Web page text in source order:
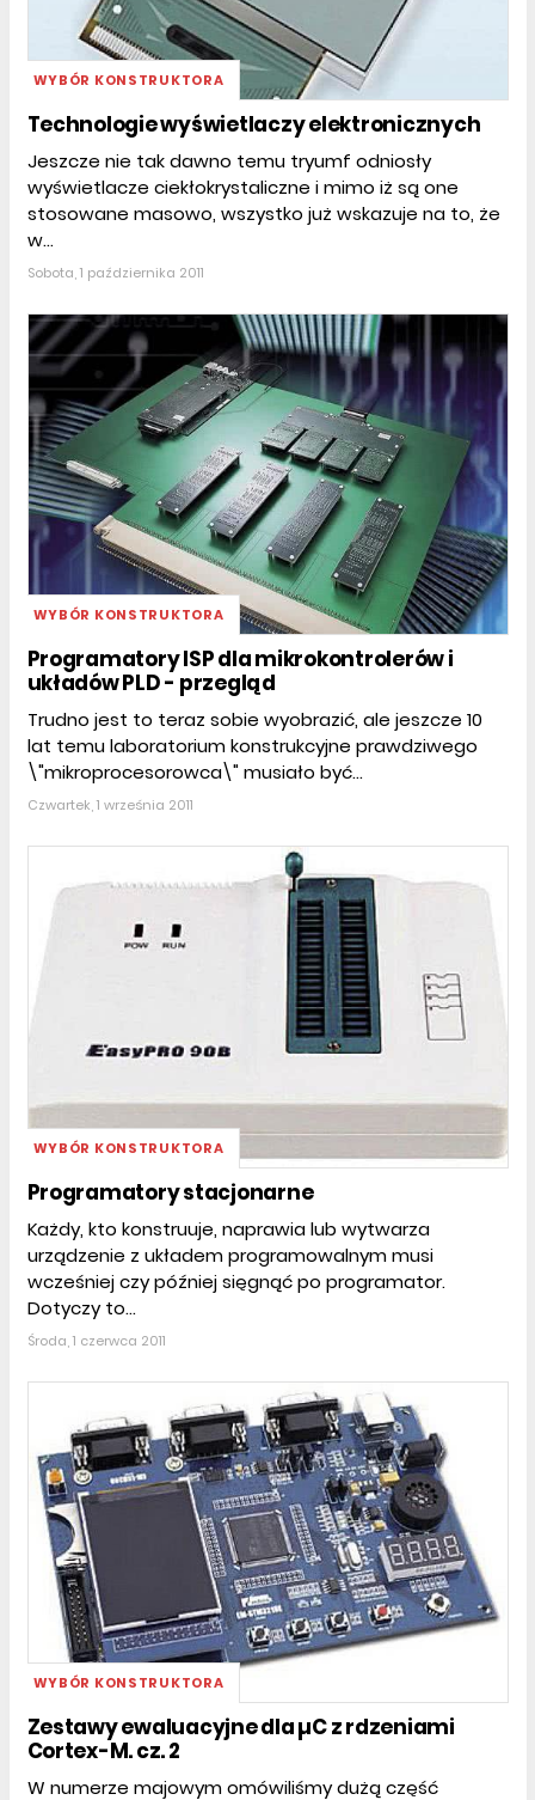
WYBÓR KONSTRUKTORA
Technologie wyświetlaczy elektronicznych
Jeszcze nie tak dawno temu tryumf odniosły
wyświetlacze ciekłokrystaliczne i mimo iż są one
stosowane masowo, wszystko już wskazuje na to, że
w...
Sobota, 1 października 2011
WYBÓR KONSTRUKTORA
Programatory ISP dla mikrokontrolerów i
układów PLD - przegląd
Trudno jest to teraz sobie wyobrazić, ale jeszcze 10
lat temu laboratorium konstrukcyjne prawdziwego
\"mikroprocesorowca\" musiało być...
Czwartek, 1 września 2011
WYBÓR KONSTRUKTORA
Programatory stacjonarne
Każdy, kto konstruuje, naprawia lub wytwarza
urządzenie z układem programowalnym musi
wcześniej czy później sięgnąć po programator.
Dotyczy to...
Środa, 1 czerwca 2011
WYBÓR KONSTRUKTORA
Zestawy ewaluacyjne dla µC z rdzeniami
Cortex-M. cz. 2
W numerze majowym omówiliśmy dużą część